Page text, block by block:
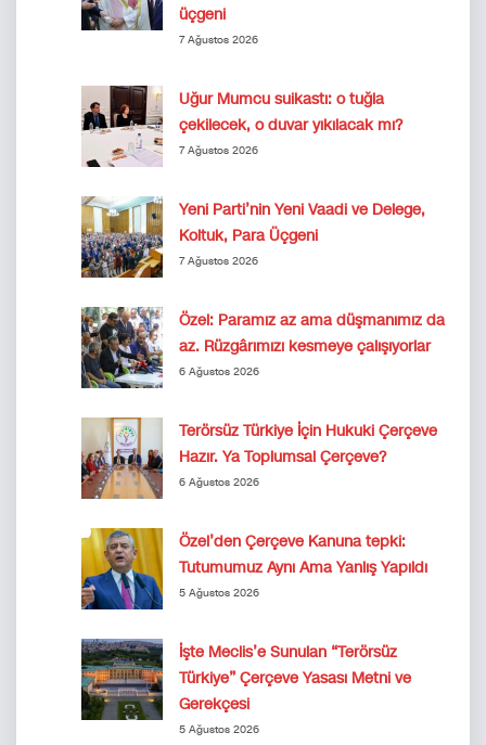
üçgeni
7 Ağustos 2026
Uğur Mumcu suikastı: o tuğla
çekilecek, o duvar yıkılacak mı?
7 Ağustos 2026
Yeni Parti’nin Yeni Vaadi ve Delege,
Koltuk, Para Üçgeni
7 Ağustos 2026
Özel: Paramız az ama düşmanımız da
az. Rüzgârımızı kesmeye çalışıyorlar
6 Ağustos 2026
Terörsüz Türkiye İçin Hukuki Çerçeve
Hazır. Ya Toplumsal Çerçeve?
6 Ağustos 2026
Özel’den Çerçeve Kanuna tepki:
Tutumumuz Aynı Ama Yanlış Yapıldı
5 Ağustos 2026
İşte Meclis’e Sunulan “Terörsüz
Türkiye” Çerçeve Yasası Metni ve
Gerekçesi
5 Ağustos 2026